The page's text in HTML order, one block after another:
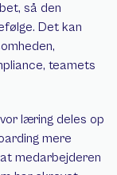
så den
Det kan
teamets
læring deles op
mere
medarbejderen